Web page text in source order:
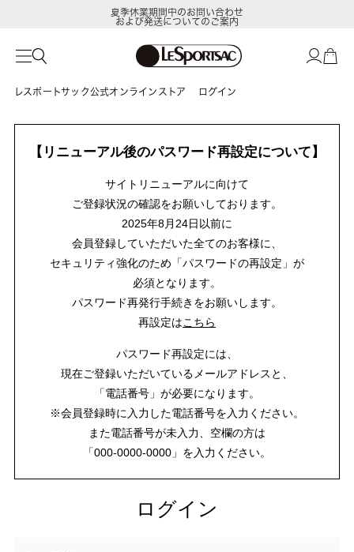
夏季休業期間中のお問い合わせ
および発送についてのご案内
レスポートサック公式オンラインストア ログイン
【リニューアル後のパスワード再設定について】
サイトリニューアルに向けて
ご登録状況の確認をお願いしております。
2025年8月24日以前に
会員登録していただいた全てのお客様に、
セキュリティ強化のため「パスワードの再設定」が
必須となります。
パスワード再発行手続きをお願いします。
再設定はこちら
パスワード再設定には、
現在ご登録いただいているメールアドレスと、
「電話番号」が必要になります。
※会員登録時に入力した電話番号を入力ください。
また電話番号が未入力、空欄の方は
「000-0000-0000」を入力ください。
ログイン